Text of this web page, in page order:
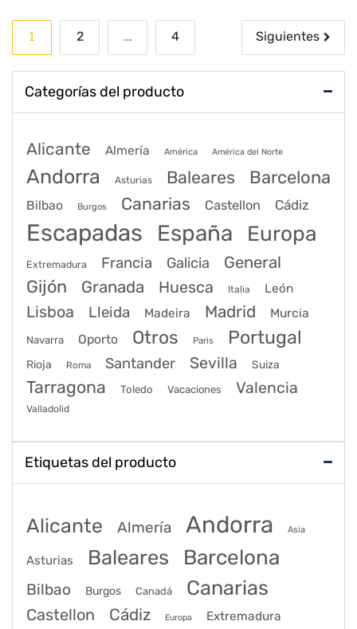
Paginación
de
entradas
1 2 … 4 Siguientes
Categorías del producto
Alicante Almería América América del Norte
Andorra Asturias Baleares Barcelona
Bilbao Burgos Canarias Castellon Cádiz
Escapadas España Europa
Extremadura Francia Galicia General
Gijón Granada Huesca Italia León
Lisboa Lleida Madeira Madrid Murcia
Navarra Oporto Otros Paris Portugal
Rioja Roma Santander Sevilla Suiza
Tarragona Toledo Vacaciones Valencia
Valladolid
Etiquetas del producto
Alicante Almería Andorra Asia
Asturias Baleares Barcelona
Bilbao Burgos Canadá Canarias
Castellon Cádiz Europa Extremadura